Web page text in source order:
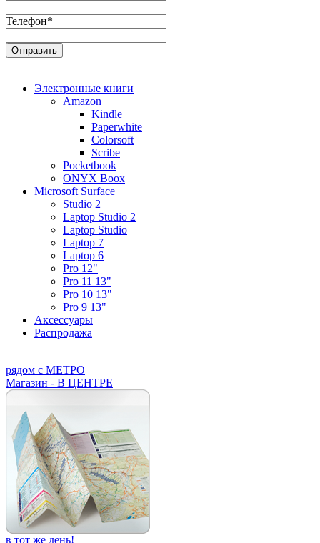
Телефон*
Электронные книги
Amazon
Kindle
Paperwhite
Colorsoft
Scribe
Pocketbook
ONYX Boox
Microsoft Surface
Studio 2+
Laptop Studio 2
Laptop Studio
Laptop 7
Laptop 6
Pro 12"
Pro 11 13"
Pro 10 13"
Pro 9 13"
Аксессуары
Распродажа
рядом с МЕТРО
Магазин - В ЦЕНТРЕ
в тот же день!